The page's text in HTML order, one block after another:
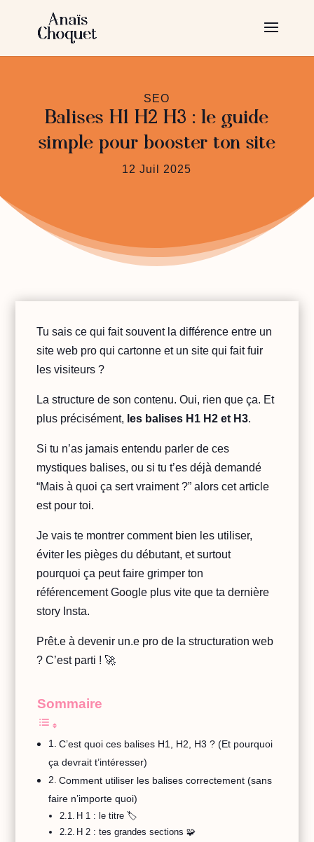
SEO
Balises H1 H2 H3 : le guide
simple pour booster ton site
12 Juil 2025
Tu sais ce qui fait souvent la différence entre un
site web pro qui cartonne et un site qui fait fuir
les visiteurs ?
La structure de son contenu. Oui, rien que ça. Et
plus précisément, les balises H1 H2 et H3.
Si tu n’as jamais entendu parler de ces
mystiques balises, ou si tu t’es déjà demandé
“Mais à quoi ça sert vraiment ?” alors cet article
est pour toi.
Je vais te montrer comment bien les utiliser,
éviter les pièges du débutant, et surtout
pourquoi ça peut faire grimper ton
référencement Google plus vite que ta dernière
story Insta.
Prêt.e à devenir un.e pro de la structuration web
? C’est parti ! 🚀
Sommaire
C’est quoi ces balises H1, H2, H3 ? (Et pourquoi
ça devrait t’intéresser)
Comment utiliser les balises correctement (sans
faire n’importe quoi)
H 1 : le titre 🏷️
H 2 : tes grandes sections 🧩